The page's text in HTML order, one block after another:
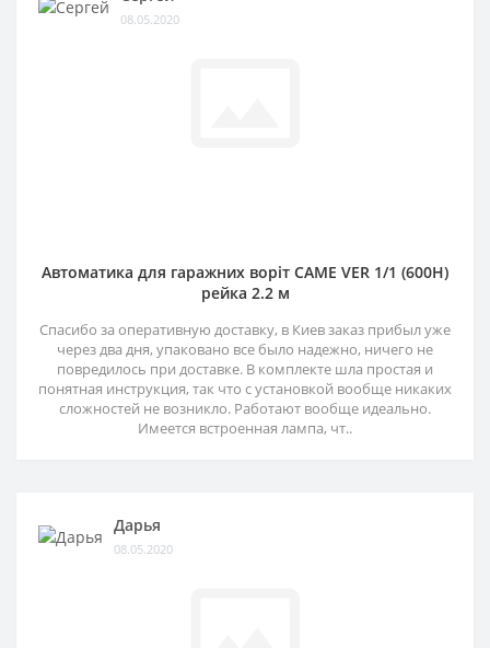
08.05.2020
Автоматика для гаражних воріт CAME VER 1/1 (600H)
рейка 2.2 м
Спасибо за оперативную доставку, в Киев заказ прибыл уже
через два дня, упаковано все было надежно, ничего не
повредилось при доставке. В комплекте шла простая и
понятная инструкция, так что с установкой вообще никаких
сложностей не возникло. Работают вообще идеально.
Имеется встроенная лампа, чт..
Дарья
08.05.2020